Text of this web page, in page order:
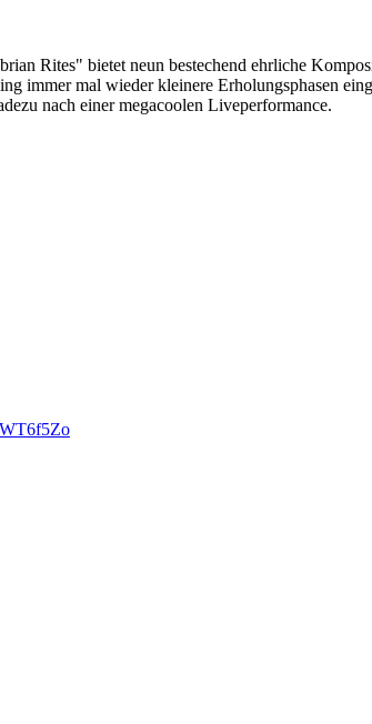
Rites" bietet neun bestechend ehrliche
immer mal wieder kleinere Erholungsphasen
nach einer megacoolen Liveperformance.